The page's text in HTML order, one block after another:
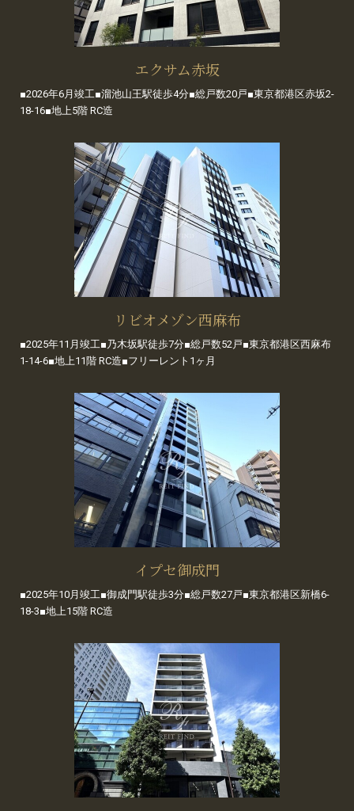
エクサム赤坂
■2026年6月竣工■溜池山王駅徒歩4分■総戸数20戸■東京都港区赤坂2-
18-16■地上5階 RC造
リビオメゾン西麻布
■2025年11月竣工■乃木坂駅徒歩7分■総戸数52戸■東京都港区西麻布
1-14-6■地上11階 RC造■フリーレント1ヶ月
イプセ御成門
■2025年10月竣工■御成門駅徒歩3分■総戸数27戸■東京都港区新橋6-
18-3■地上15階 RC造